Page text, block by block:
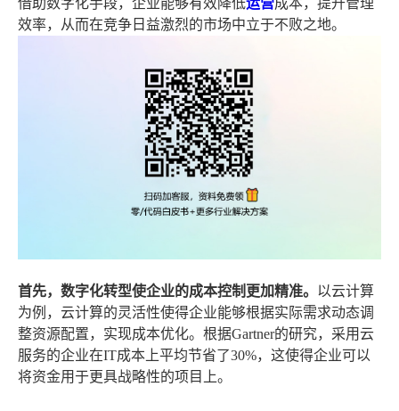
借助数字化手段，企业能够有效降低运营成本，提升管理
效率，从而在竞争日益激烈的市场中立于不败之地。
首先，数字化转型使企业的成本控制更加精准。 以云计算
为例，云计算的灵活性使得企业能够根据实际需求动态调
整资源配置，实现成本优化。根据Gartner的研究，采用云
服务的企业在IT成本上平均节省了30%，这使得企业可以
将资金用于更具战略性的项目上。